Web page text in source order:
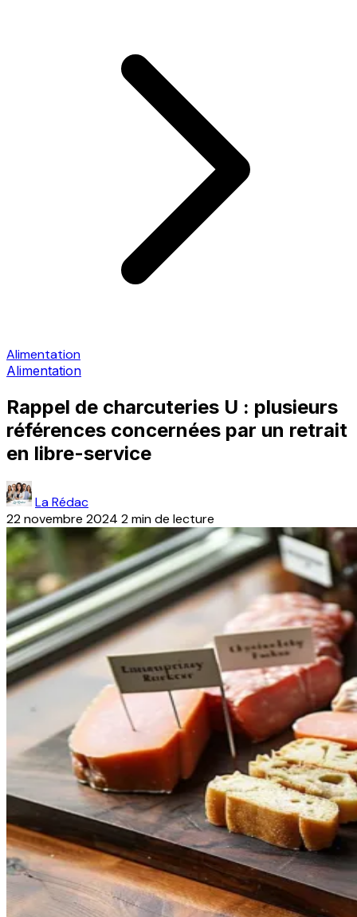
Alimentation
Alimentation
Rappel de charcuteries U : plusieurs
références concernées par un retrait
en libre-service
La Rédac
22 novembre 2024 2 min de lecture